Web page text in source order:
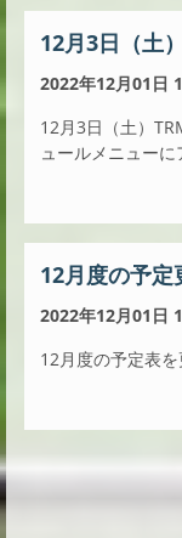
12月3日（土
2022年12月01日
12月3日（土）
ュールメニューに
12月度の予定
2022年12月01日
12月度の予定表を